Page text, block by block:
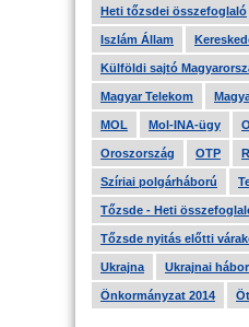
Heti tőzsdei összefoglaló
Iszlám Állam
Külföldi sajtó
Magyar Telekom
MOL Mol-INA-ügy
Oroszország OTP
Szíriai polgárháború
Tőzsde - Heti
Tőzsde nyitás előtti
Ukrajna Ukrajnai
Önkormányzat 2014